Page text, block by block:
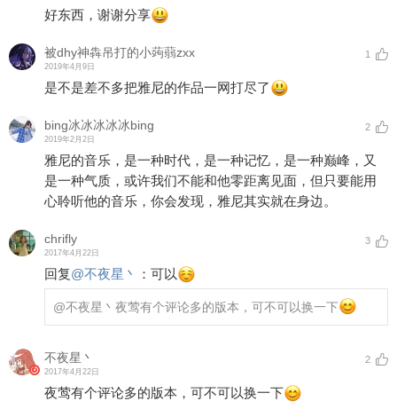
好东西，谢谢分享
被dhy神犇吊打的小蒟蒻zxx
2019年4月9日
1
是不是差不多把雅尼的作品一网打尽了
bing冰冰冰冰冰bing
2019年2月2日
2
雅尼的音乐，是一种时代，是一种记忆，是一种巅峰，又
是一种气质，或许我们不能和他零距离见面，但只要能用
心聆听他的音乐，你会发现，雅尼其实就在身边。
chrifly
2017年4月22日
3
回复@不夜星丶 ： 可以
@不夜星丶 夜莺有个评论多的版本，可不可以换一下
不夜星丶
2017年4月22日
2
夜莺有个评论多的版本，可不可以换一下